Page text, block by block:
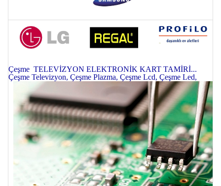
Çeşme TELEVİZYON ELEKTRONİK KART TAMİRİ...
Çeşme Televizyon, Çeşme Plazma, Çeşme Lcd, Çeşme Led,